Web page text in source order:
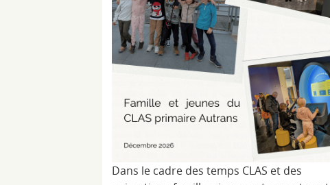
Dans le cadre des temps CLAS et des